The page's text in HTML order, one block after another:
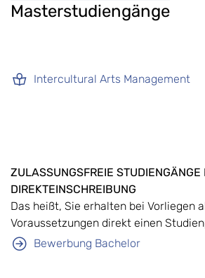
Masterstudiengänge
Intercultural Arts Management
ZULASSUNGSFREIE STUDIENGÄNGE
DIREKTEINSCHREIBUNG
Das heißt, Sie erhalten bei Vorliegen
Voraussetzungen direkt einen
Bewerbung Bachelor